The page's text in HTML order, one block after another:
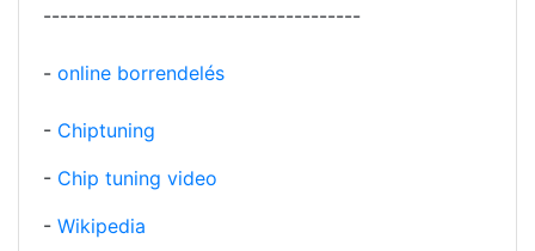
--------------------------------------
- online borrendelés
- Chiptuning
- Chip tuning video
- Wikipedia